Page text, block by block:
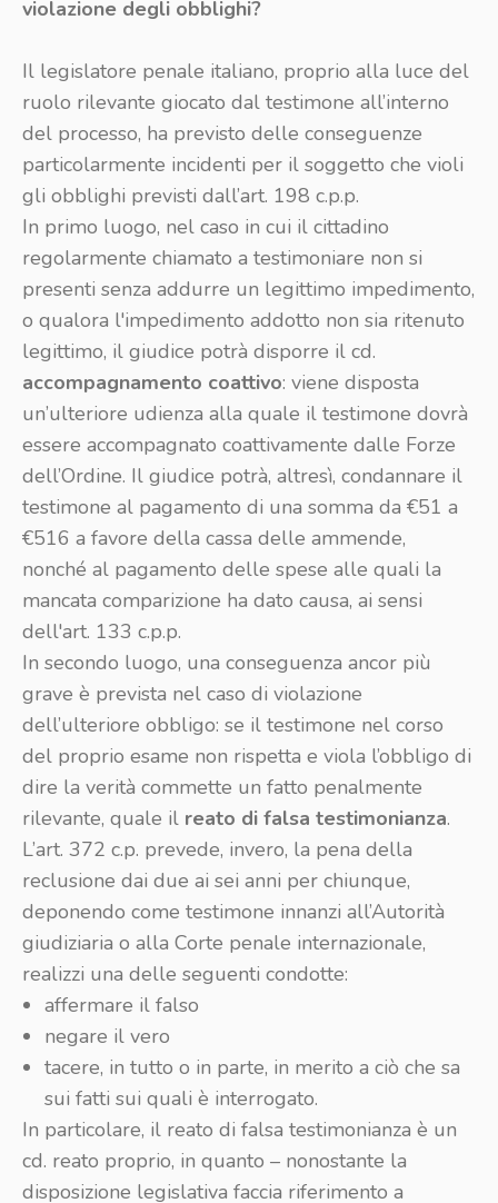
violazione degli obblighi?
Il legislatore penale italiano, proprio alla luce del
ruolo rilevante giocato dal testimone all’interno
del processo, ha previsto delle conseguenze
particolarmente incidenti per il soggetto che violi
gli obblighi previsti dall’art. 198 c.p.p.
In primo luogo, nel caso in cui il cittadino
regolarmente chiamato a testimoniare non si
presenti senza addurre un legittimo impedimento,
o qualora l'impedimento addotto non sia ritenuto
legittimo, il giudice potrà disporre il cd.
accompagnamento coattivo: viene disposta
un’ulteriore udienza alla quale il testimone dovrà
essere accompagnato coattivamente dalle Forze
dell’Ordine. Il giudice potrà, altresì, condannare il
testimone al pagamento di una somma da €51 a
€516 a favore della cassa delle ammende,
nonché al pagamento delle spese alle quali la
mancata comparizione ha dato causa, ai sensi
dell'art. 133 c.p.p.
In secondo luogo, una conseguenza ancor più
grave è prevista nel caso di violazione
dell’ulteriore obbligo: se il testimone nel corso
del proprio esame non rispetta e viola l’obbligo di
dire la verità commette un fatto penalmente
rilevante, quale il reato di falsa testimonianza.
L’art. 372 c.p. prevede, invero, la pena della
reclusione dai due ai sei anni per chiunque,
deponendo come testimone innanzi all’Autorità
giudiziaria o alla Corte penale internazionale,
realizzi una delle seguenti condotte:
affermare il falso
negare il vero
tacere, in tutto o in parte, in merito a ciò che sa
sui fatti sui quali è interrogato.
In particolare, il reato di falsa testimonianza è un
cd. reato proprio, in quanto – nonostante la
disposizione legislativa faccia riferimento a